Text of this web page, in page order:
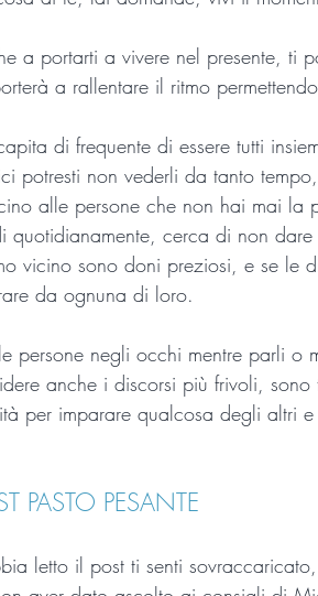
a portarti a vivere nel presente, ti
a rallentare il ritmo
di frequente di essere tutti
potresti non vederli da tanto
alle persone che non hai mai la
quotidianamente, cerca di non
vicino sono doni preziosi, e se le
da ognuna di loro.
persone negli occhi mentre parli o
anche i discorsi più frivoli,
per imparare qualcosa degli altri
PASTO PESANTE
letto il post ti senti